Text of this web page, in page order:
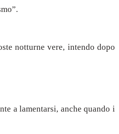
notturne vere, intendo dopo
a lamentarsi, anche quando i